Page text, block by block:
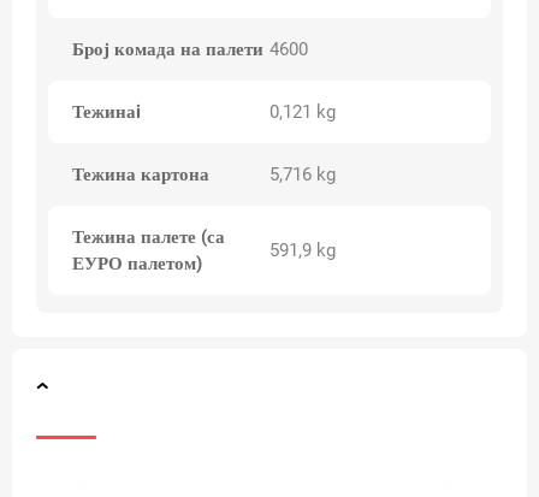
Број комада на палети 4600
Тежинаi 0,121 kg
Тежина картона 5,716 kg
Тежина палете (са
ЕУРО палетом)
591,9 kg